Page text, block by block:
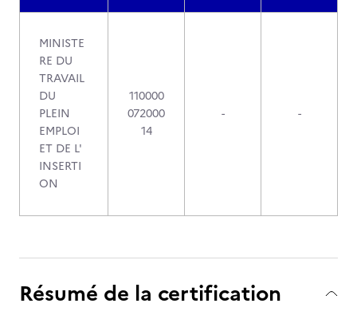
MINISTE
RE DU
TRAVAIL
DU
PLEIN
EMPLOI
ET DE L'
INSERTI
ON
110000
072000
14
- -
Résumé de la certification